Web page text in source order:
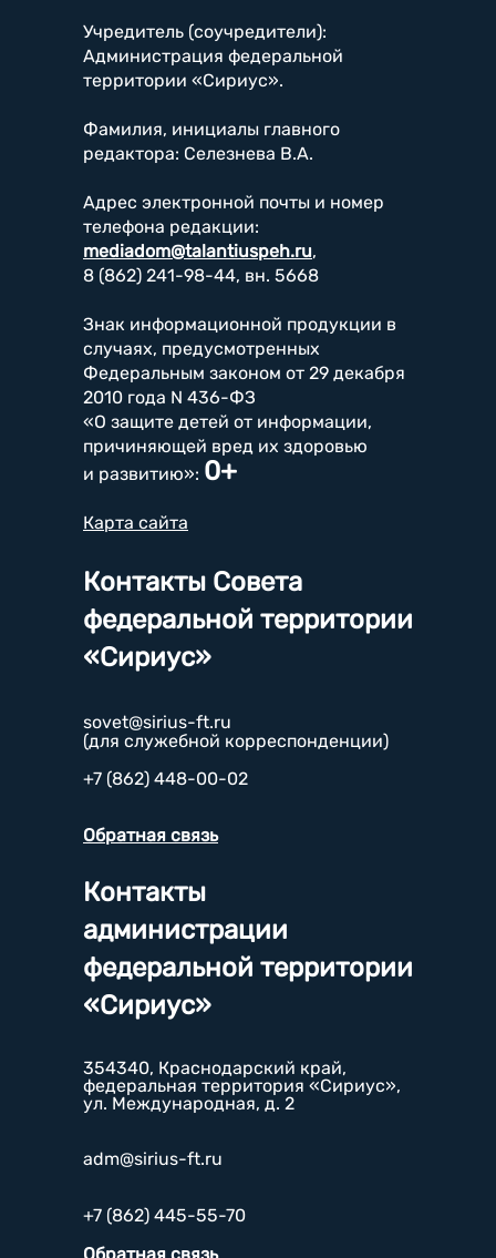
Учредитель (соучредители):
Администрация федеральной
территории «Сириус».
Фамилия, инициалы главного
редактора: Селезнева В.А.
Адрес электронной почты и номер
телефона редакции:
mediadom@talantiuspeh.ru,
8 (862) 241-98-44, вн. 5668
Знак информационной продукции в
случаях, предусмотренных
Федеральным законом от 29 декабря
2010 года N 436-ФЗ
«О защите детей от информации,
причиняющей вред их здоровью
и развитию»: 0+
Карта сайта
Контакты Совета
федеральной территории
«Сириус»
sovet@sirius-ft.ru
(для служебной корреспонденции)
+7 (862) 448-00-02
Обратная связь
Контакты
администрации
федеральной территории
«Сириус»
354340, Краснодарский край,
федеральная территория «Сириус»,
ул. Международная, д. 2
adm@sirius-ft.ru
+7 (862) 445-55-70